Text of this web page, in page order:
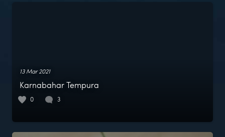
13 Mar 2021
Karnabahar Tempura
0 3